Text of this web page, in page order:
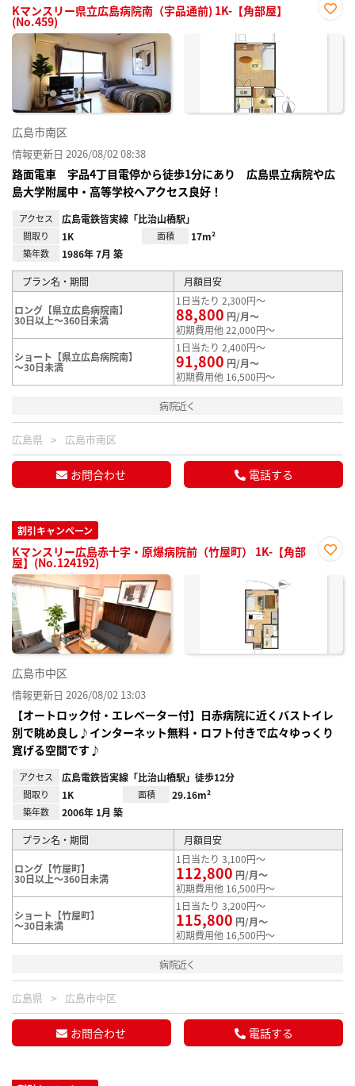
Kマンスリー県立広島病院南（宇品通前) 1K-【角部屋】
(No.459)
に入
広島市南区
情報更新日 2026/08/02 08:38
路面電車 宇品4丁目電停から徒歩1分にあり 広島県立病院や広
島大学附属中・高等学校へアクセス良好！
アクセス 広島電鉄皆実線「比治山橋駅」
間取り 1K 面積 17m²
築年数 1986年 7月 築
プラン名・期間 月額目安
ロング【県立広島病院南】
30日以上～360日未満
1日当たり 2,300円～
88,800 円/月～
初期費用他 22,000円～
ショート【県立広島病院南】
～30日未満
1日当たり 2,400円～
91,800 円/月～
初期費用他 16,500円～
病院近く
広島県 広島市南区
お問合わせ 電話する
割引キャンペーン
Kマンスリー広島赤十字・原爆病院前（竹屋町） 1K-【角部
屋】(No.124192)
に入
広島市中区
情報更新日 2026/08/02 13:03
【オートロック付・エレベーター付】日赤病院に近くバストイレ
別で眺め良し♪インターネット無料・ロフト付きで広々ゆっくり
寛げる空間です♪
アクセス 広島電鉄皆実線「比治山橋駅」徒歩12分
間取り 1K 面積 29.16m²
築年数 2006年 1月 築
プラン名・期間 月額目安
ロング【竹屋町】
30日以上～360日未満
1日当たり 3,100円～
112,800 円/月～
初期費用他 16,500円～
ショート【竹屋町】
～30日未満
1日当たり 3,200円～
115,800 円/月～
初期費用他 16,500円～
病院近く
広島県 広島市中区
お問合わせ 電話する